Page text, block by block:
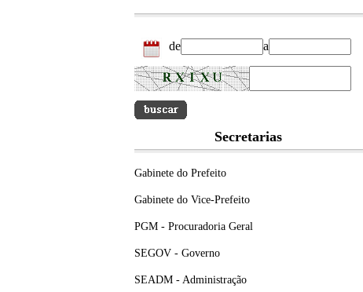
de a
Secretarias
Gabinete do Prefeito
Gabinete do Vice-Prefeito
PGM - Procuradoria Geral
SEGOV - Governo
SEADM - Administração